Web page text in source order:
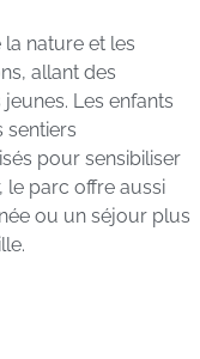
nature et les
allant des
Les enfants
sentiers
pour sensibiliser
le parc offre aussi
ou un séjour plus